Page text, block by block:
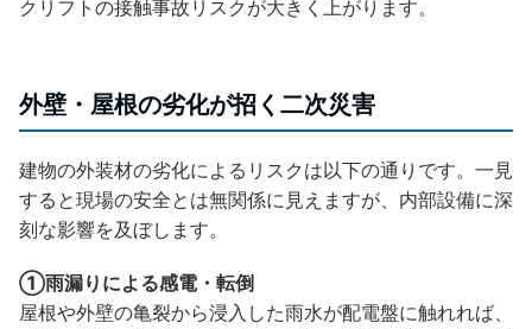
クリフトの接触事故リスクが大きく上がります。
外壁・屋根の劣化が招く二次災害
建物の外装材の劣化によるリスクは以下の通りです。一見
すると現場の安全とは無関係に見えますが、内部設備に深
刻な影響を及ぼします。
①雨漏りによる感電・転倒
屋根や外壁の亀裂から浸入した雨水が配電盤に触れれば、